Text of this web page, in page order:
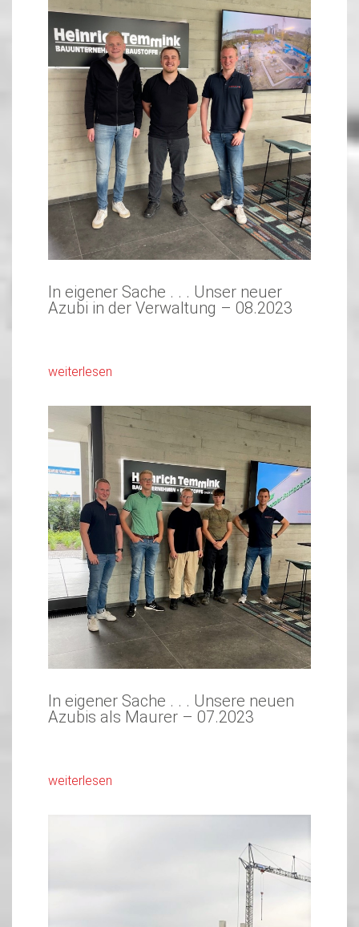
In eigener Sache . . . Unser neuer
Azubi in der Verwaltung – 08.2023
weiterlesen
In eigener Sache . . . Unsere neuen
Azubis als Maurer – 07.2023
weiterlesen